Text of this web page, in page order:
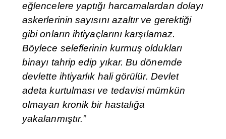
eğlencelere yaptığı harcamalardan dolayı
askerlerinin sayısını azaltır ve gerektiği
gibi onların ihtiyaçlarını karşılamaz.
Böylece seleflerinin kurmuş oldukları
binayı tahrip edip yıkar. Bu dönemde
devlette ihtiyarlık hali görülür. Devlet
adeta kurtulması ve tedavisi mümkün
olmayan kronik bir hastalığa
yakalanmıştır.”